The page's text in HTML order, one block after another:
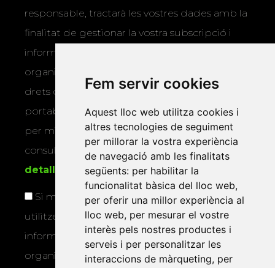
Fem servir cookies
Aquest lloc web utilitza cookies i
altres tecnologies de seguiment
per millorar la vostra experiència
de navegació amb les finalitats
següents: per habilitar la
funcionalitat bàsica del lloc web,
per oferir una millor experiència al
lloc web, per mesurar el vostre
interès pels nostres productes i
serveis i per personalitzar les
interaccions de màrqueting, per
responsable, tractarà les vostres dades amb la
finalitat de gestionar la vostra subscripció i
informar-vos dels actes i activitats que
organitza la Xarxa Vives. Podeu exercir els
drets d’accés, rectificació, supressió,
portabilitat, limitació o oposició al tractament
per mitjans físics o electrònics. Podeu
consultar la
informació addicional i
detallada sobre protecció de dades
Si marqueu aquesta casella, consentiu que
utilitzem les vostres dades per a enviar-vos
informació sobre els actes i activitats que
organitza la Xarxa Vives.